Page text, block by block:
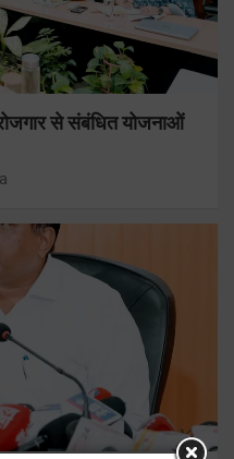
से संबंधित योजनाओं